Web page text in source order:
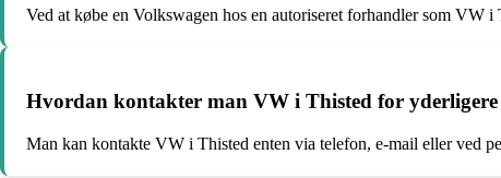
Ved at købe en Volkswagen hos en autoriseret forhandler som VW
Hvordan kontakter man VW i Thisted for
Man kan kontakte VW i Thisted enten via telefon, e-mail eller ved